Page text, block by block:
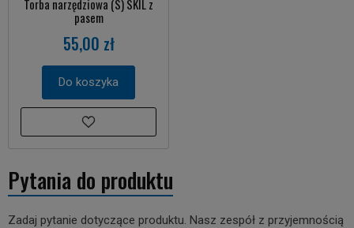
Torba narzędziowa (S) SKIL z
pasem
55,00 zł
Do koszyka
Pytania do produktu
Zadaj pytanie dotyczące produktu. Nasz zespół z przyjemnością